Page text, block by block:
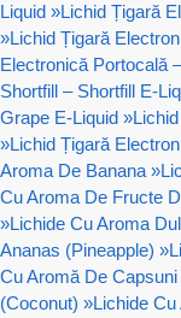
Liquid »Lichid Țigară
»Lichid Țigară
Electronică Portocală
Shortfill – Shortfill E-
Grape E-Liquid »
»Lichid Țigară
Aroma De Banana »
Cu Aroma De Fructe
»Lichide Cu Aroma
Ananas (Pineapple) »
Cu Aromă De
(Coconut) »Lichide